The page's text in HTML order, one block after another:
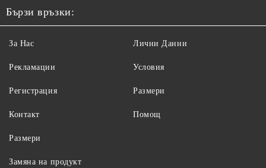
Бързи връзки:
За Нас
Рекламации
Регистрация
Контакт
Лични Данни
Условия
Размери
Помощ
Размери
Замяна на продукт